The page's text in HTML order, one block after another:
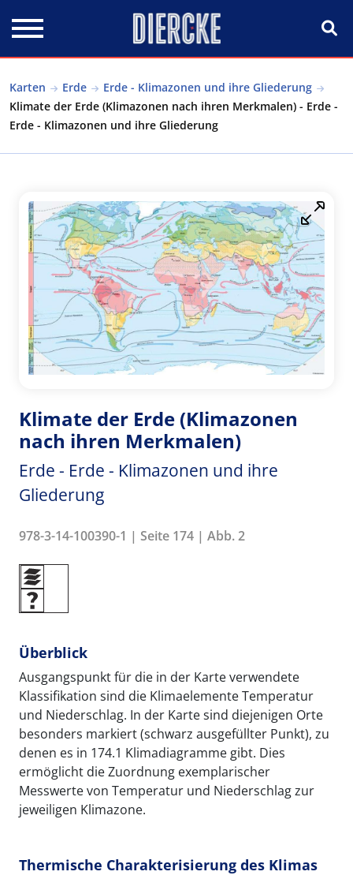
Karten Erde
Erde - Klimazonen und ihre Gliederung
Klimate der Erde (Klimazonen nach ihren Merkmalen) - Erde -
Erde - Klimazonen und ihre Gliederung
Klimate der Erde (Klimazonen
nach ihren Merkmalen)
Erde - Erde - Klimazonen und ihre
Gliederung
978-3-14-100390-1 | Seite 174 | Abb. 2
Überblick
Ausgangspunkt für die in der Karte verwendete
Klassifikation sind die Klimaelemente Temperatur
und Niederschlag. In der Karte sind diejenigen Orte
besonders markiert (schwarz ausgefüllter Punkt), zu
denen es in 174.1 Klimadiagramme gibt. Dies
ermöglicht die Zuordnung exemplarischer
Messwerte von Temperatur und Niederschlag zur
jeweiligen Klimazone.
Thermische Charakterisierung des Klimas